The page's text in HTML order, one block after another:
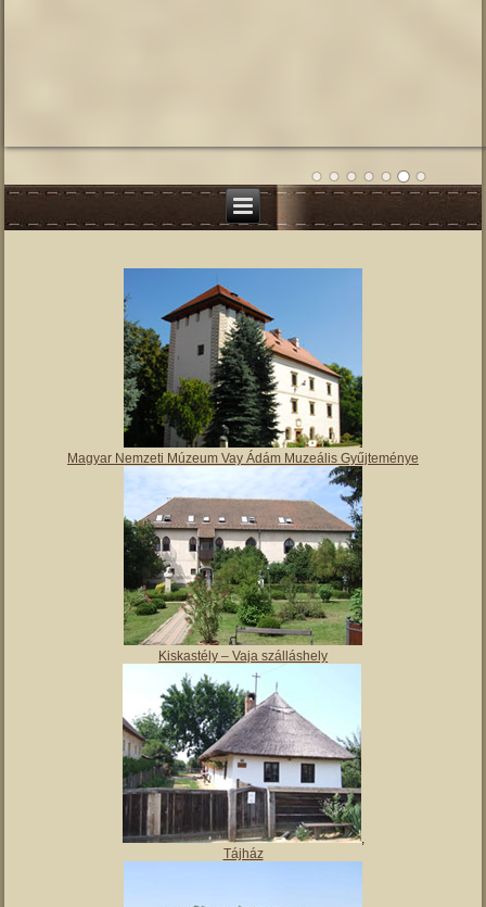
Magyar Nemzeti Múzeum Vay Ádám Muzeális Gyűjteménye
Kiskastély – Vaja szálláshely
,
Tájház